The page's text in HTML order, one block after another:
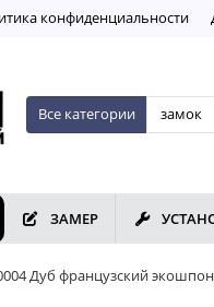
кoнфидeнциaльнoсти
Все категории
ЗАМЕР
Дуб французский